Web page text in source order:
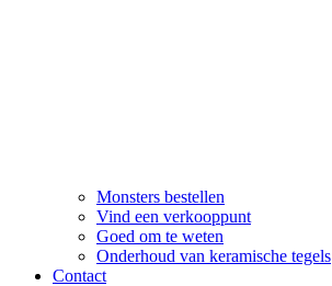
Monsters bestellen
Vind een verkooppunt
Goed om te weten
Onderhoud van keramische tegels
Contact